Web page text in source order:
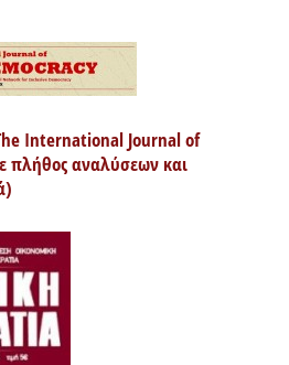
International Journal of
πλήθος αναλύσεων και